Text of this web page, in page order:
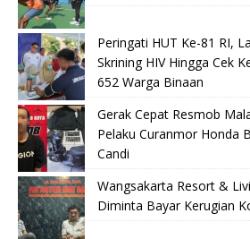
Peringati HUT Ke-81 RI,
Skrining HIV Hingga Cek
652 Warga Binaan
Gerak Cepat Resmob
Pelaku Curanmor Honda
Candi
Wangsakarta Resort &
Diminta Bayar Kerugian